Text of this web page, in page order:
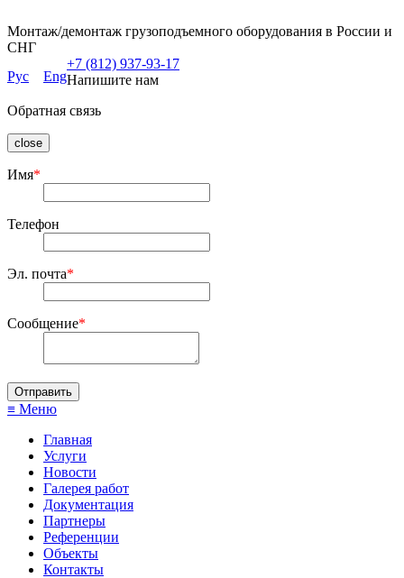
Монтаж/демонтаж грузоподъемного оборудования в России и
СНГ
Рус
Eng
+7 (812) 937-93-17
Напишите нам
Обратная связь
close
Имя*
Телефон
Эл. почта*
Сообщение*
≡ Меню
Главная
Услуги
Новости
Галерея работ
Документация
Партнеры
Референции
Объекты
Контакты